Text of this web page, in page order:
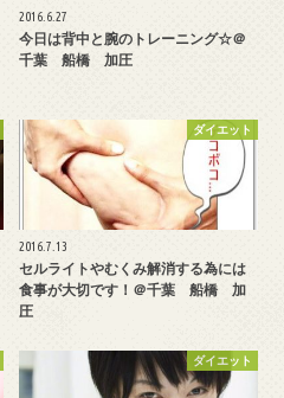
2016.6.27
今日は背中と腕のトレーニング☆＠
千葉 船橋 加圧
ダイエット
2016.7.13
セルライトやむくみ解消する為には
食事が大切です！＠千葉 船橋 加
圧
ダイエット